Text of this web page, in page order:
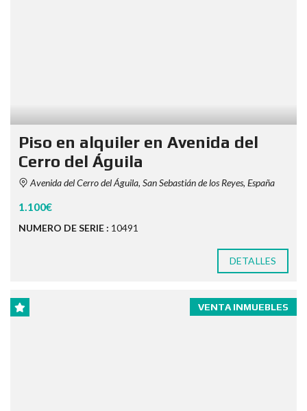
Piso en alquiler en Avenida del
Cerro del Águila
Avenida del Cerro del Águila, San Sebastián de los Reyes, España
1.100€
NUMERO DE SERIE : 10491
DETALLES
VENTA INMUEBLES